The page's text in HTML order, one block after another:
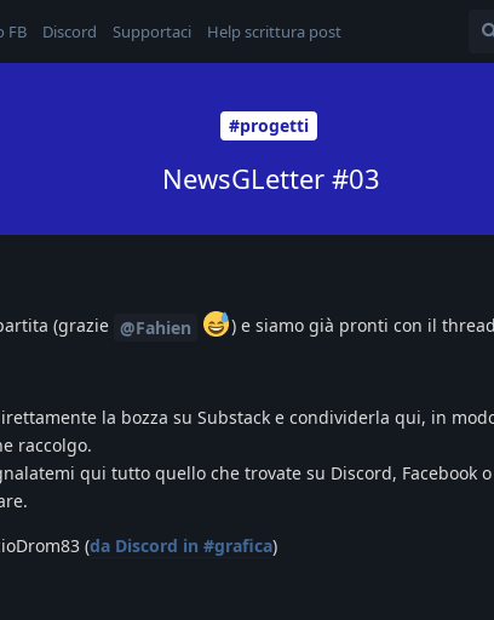
FB Discord Supportaci Help scrittura post
#progetti
NewsGLetter #03
(grazie @Fahien ) e siamo già pronti con il
la bozza su Substack e condividerla qui, in
raccolgo.
qui tutto quello che trovate su Discord, Facebook
(da Discord in #grafica)